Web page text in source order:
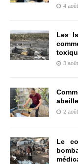
4
Les
3
2
Le